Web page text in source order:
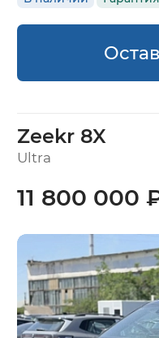
Zeekr 8X
Ultra
11 800 000